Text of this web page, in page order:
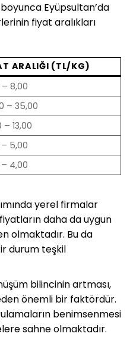
Eyüpsultan’da
fiyat aralıkları
ARALIĞI (TL/KG)
8,00
– 35,00
– 13,00
5,00
4,00
yerel firmalar
daha da uygun
olmaktadır. Bu da
durum teşkil
bilincinin artması,
önemli bir faktördür.
benimsenmesi
sahne olmaktadır.